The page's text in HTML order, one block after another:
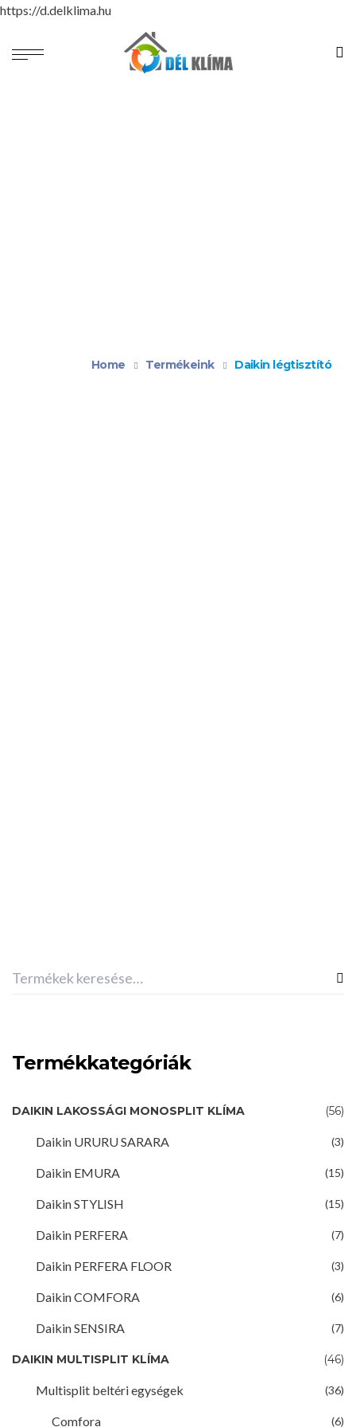
https://d.delklima.hu
Home Termékeink Daikin légtisztító
Termékkategóriák
DAIKIN LAKOSSÁGI MONOSPLIT KLÍMA (56)
Daikin URURU SARARA (3)
Daikin EMURA (15)
Daikin STYLISH (15)
Daikin PERFERA (7)
Daikin PERFERA FLOOR (3)
Daikin COMFORA (6)
Daikin SENSIRA (7)
DAIKIN MULTISPLIT KLÍMA (46)
Multisplit beltéri egységek (36)
Comfora (6)